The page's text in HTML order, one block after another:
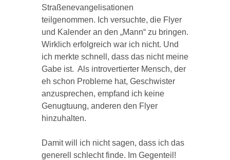
Straßenevangelisationen
teilgenommen. Ich versuchte, die Flyer
und Kalender an den „Mann“ zu bringen.
Wirklich erfolgreich war ich nicht. Und
ich merkte schnell, dass das nicht meine
Gabe ist. Als introvertierter Mensch, der
eh schon Probleme hat, Geschwister
anzusprechen, empfand ich keine
Genugtuung, anderen den Flyer
hinzuhalten.
Damit will ich nicht sagen, dass ich das
generell schlecht finde. Im Gegenteil!